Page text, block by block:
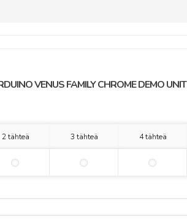
VENUS FAMILY CHROME DEMO UNIT
2 tähteä 3 tähteä 4 tähteä